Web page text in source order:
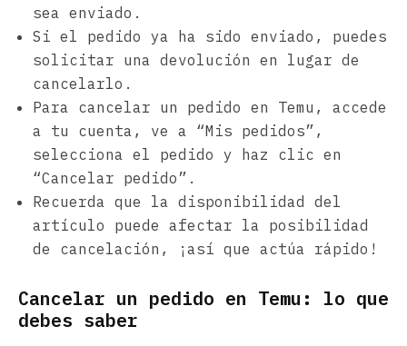
sea enviado.
Si el pedido ya ha sido enviado, puedes
solicitar una devolución en lugar de
cancelarlo.
Para cancelar un pedido en Temu, accede
a tu cuenta, ve a “Mis pedidos”,
selecciona el pedido y haz clic en
“Cancelar pedido”.
Recuerda que la disponibilidad del
artículo puede afectar la posibilidad
de cancelación, ¡así que actúa rápido!
Cancelar un pedido en Temu: lo que
debes saber